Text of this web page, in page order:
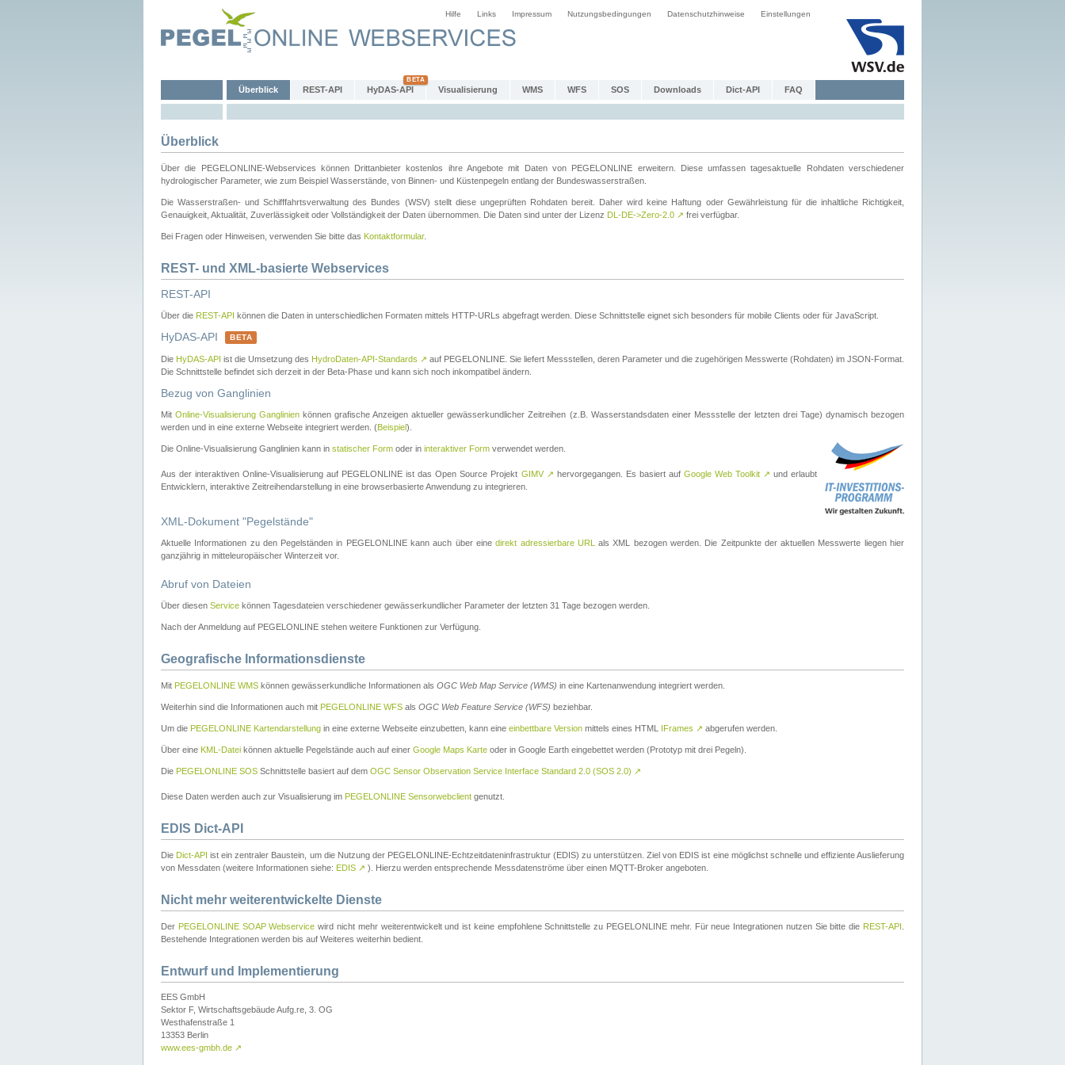
Hilfe Links Impressum Nutzungsbedingungen Datenschutzhinweise Einstellungen
Überblick REST-API HyDAS-API Visualisierung WMS WFS SOS Downloads Dict-API FAQ
Überblick
Über die PEGELONLINE-Webservices können Drittanbieter kostenlos ihre Angebote mit Daten von PEGELONLINE erweitern. Diese umfassen tagesaktuelle Rohdaten verschiedener
hydrologischer Parameter, wie zum Beispiel Wasserstände, von Binnen- und Küstenpegeln entlang der Bundeswasserstraßen.
Die Wasserstraßen- und Schifffahrtsverwaltung des Bundes (WSV) stellt diese ungeprüften Rohdaten bereit. Daher wird keine Haftung oder Gewährleistung für die inhaltliche Richtigkeit,
Genauigkeit, Aktualität, Zuverlässigkeit oder Vollständigkeit der Daten übernommen. Die Daten sind unter der Lizenz DL-DE->Zero-2.0 ↗ frei verfügbar.
Bei Fragen oder Hinweisen, verwenden Sie bitte das Kontaktformular.
REST- und XML-basierte Webservices
REST-API
Über die REST-API können die Daten in unterschiedlichen Formaten mittels HTTP-URLs abgefragt werden. Diese Schnittstelle eignet sich besonders für mobile Clients oder für JavaScript.
HyDAS-API BETA
Die HyDAS-API ist die Umsetzung des HydroDaten-API-Standards ↗ auf PEGELONLINE. Sie liefert Messstellen, deren Parameter und die zugehörigen Messwerte (Rohdaten) im JSON-Format.
Die Schnittstelle befindet sich derzeit in der Beta-Phase und kann sich noch inkompatibel ändern.
Bezug von Ganglinien
MitOnline-Visualisierung Ganglinien können grafische Anzeigen aktueller gewässerkundlicher Zeitreihen (z.B. Wasserstandsdaten einer Messstelle der letzten drei Tage) dynamisch bezogen
werden und in eine externe Webseite integriert werden. (Beispiel).
Die Online-Visualisierung Ganglinien kann in statischer Form oder in interaktiver Form verwendet werden.
Aus der interaktiven Online-Visualisierung auf PEGELONLINE ist das Open Source Projekt GIMV ↗ hervorgegangen. Es basiert auf Google Web Toolkit ↗ und erlaubt
Entwicklern, interaktive Zeitreihendarstellung in eine browserbasierte Anwendung zu integrieren.
XML-Dokument "Pegelstände"
Aktuelle Informationen zu den Pegelständen in PEGELONLINE kann auch über einedirekt adressierbare URL
als XML bezogen werden. Die Zeitpunkte der aktuellen Messwerte liegen hier
ganzjährig in mitteleuropäischer Winterzeit vor.
Abruf von Dateien
Über diesen Service können Tagesdateien verschiedener gewässerkundlicher Parameter der letzten 31 Tage bezogen werden.
Nach der Anmeldung auf PEGELONLINE stehen weitere Funktionen zur Verfügung.
Geografische Informationsdienste
Mit PEGELONLINE WMS können gewässerkundliche Informationen als OGC Web Map Service (WMS) in eine Kartenanwendung integriert werden.
Weiterhin sind die Informationen auch mit PEGELONLINE WFS als OGC Web Feature Service (WFS) beziehbar.
Um die PEGELONLINE Kartendarstellung in eine externe Webseite einzubetten, kann eine einbettbare Version mittels eines HTML IFrames ↗ abgerufen werden.
Über eine KML-Datei können aktuelle Pegelstände auch auf einer Google Maps Karte oder in Google Earth eingebettet werden (Prototyp mit drei Pegeln).
Die PEGELONLINE SOS Schnittstelle basiert auf dem OGC Sensor Observation Service Interface Standard 2.0 (SOS 2.0) ↗
Diese Daten werden auch zur Visualisierung im PEGELONLINE Sensorwebclient genutzt.
EDIS Dict-API
Die Dict-API ist ein zentraler Baustein, um die Nutzung der PEGELONLINE-Echtzeitdateninfrastruktur (EDIS) zu unterstützen. Ziel von EDIS ist eine möglichst schnelle und effiziente Auslieferung
von Messdaten (weitere Informationen siehe: EDIS ↗ ). Hierzu werden entsprechende Messdatenströme über einen MQTT-Broker angeboten.
Nicht mehr weiterentwickelte Dienste
Der PEGELONLINE SOAP Webservice wird nicht mehr weiterentwickelt und ist keine empfohlene Schnittstelle zu PEGELONLINE mehr. Für neue Integrationen nutzen Sie bitte die REST-API
Bestehende Integrationen werden bis auf Weiteres weiterhin bedient.
Entwurf und Implementierung
EES GmbH
Sektor F, Wirtschaftsgebäude Aufg.re, 3. OG
Westhafenstraße 1
13353 Berlin
www.ees-gmbh.de ↗